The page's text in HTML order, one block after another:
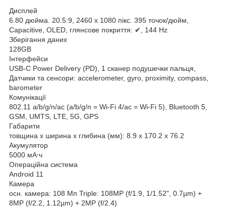
Дисплей
6.80 дюйма. 20.5:9, 2460 x 1080 пікс. 395 точок/дюйм,
Capacitive, OLED, глянсове покриття: ✔, 144 Hz
Зберігання даних
128GB
Інтерфейси
USB-C Power Delivery (PD), 1 сканер подушечки пальця,
Датчики та сенсори: accelerometer, gyro, proximity, compass,
barometer
Комунікації
802.11 a/b/g/n/ac (a/b/g/n = Wi-Fi 4/ac = Wi-Fi 5), Bluetooth 5,
GSM, UMTS, LTE, 5G, GPS
Габарити
товщина х ширина х глибина (мм): 8.9 x 170.2 x 76.2
Акумулятор
5000 мА⋅ч
Операційна система
Android 11
Камера
осн. камера: 108 Мп Triple: 108MP (f/1.9, 1/1.52", 0.7µm) +
8MP (f/2.2, 1.12µm) + 2MP (f/2.4)